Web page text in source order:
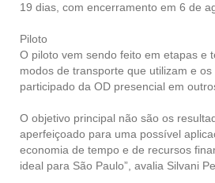
19 dias, com encerramento em 6 de
Piloto
O piloto vem sendo feito em etapas e
modos de transporte que utilizam e
participado da OD presencial em
O objetivo principal não são os
aperfeiçoado para uma possível
economia de tempo e de recursos
ideal para São Paulo”, avalia Silvani